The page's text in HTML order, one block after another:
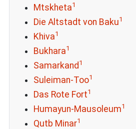
Mtskheta1
Die Altstadt von Baku1
Khiva1
Bukhara1
Samarkand 1
Suleiman-Too1
Das Rote Fort1
Humayun-Mausoleum1
Qutb Minar1